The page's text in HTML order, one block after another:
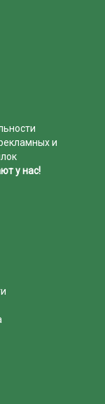
и
у нас!